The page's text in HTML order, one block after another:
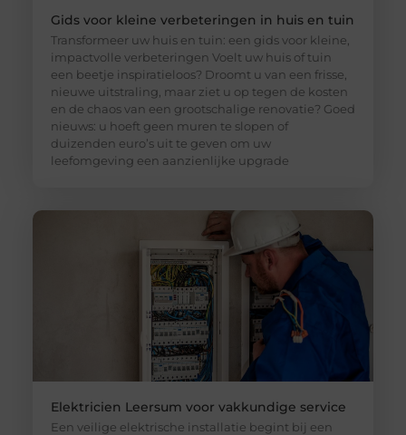
Gids voor kleine verbeteringen in huis en tuin
Transformeer uw huis en tuin: een gids voor kleine,
impactvolle verbeteringen Voelt uw huis of tuin
een beetje inspiratieloos? Droomt u van een frisse,
nieuwe uitstraling, maar ziet u op tegen de kosten
en de chaos van een grootschalige renovatie? Goed
nieuws: u hoeft geen muren te slopen of
duizenden euro’s uit te geven om uw
leefomgeving een aanzienlijke upgrade
Elektricien Leersum voor vakkundige service
Een veilige elektrische installatie begint bij een